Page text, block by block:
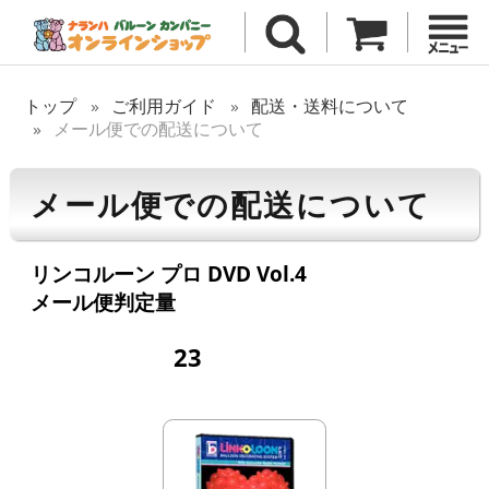
トップ ご利用ガイド
配送・送料について
メール便での配送について
メール便での配送について
リンコルーン プロ DVD Vol.4
メール便判定量
23